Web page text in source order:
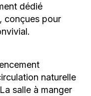
dédié
conçues pour
naturelle
salle à manger